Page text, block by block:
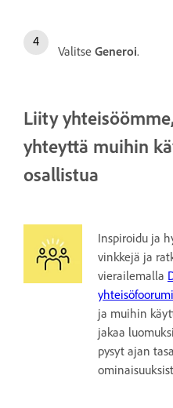
Valitse Generoi.
Liity
yhteyttä muihin
osallistua
Inspiroidu ja
vinkkejä ja
vierailemalla
ja muihin
jakaa
pysyt ajan